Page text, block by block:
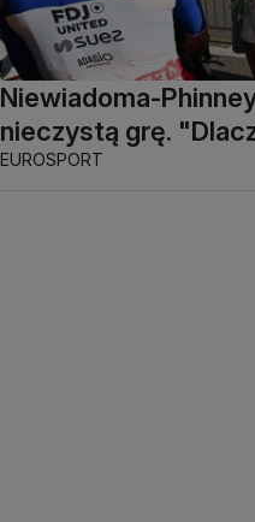
Niewiadoma-
nieczystą grę.
EUROSPORT